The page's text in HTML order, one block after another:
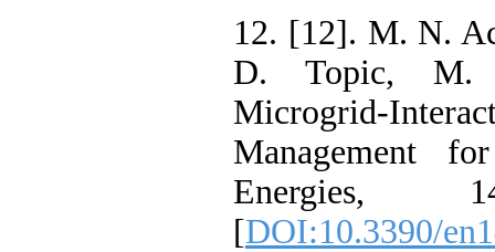
12. [12]. M. N.
D. Topic,
Microgrid-
Management
[DOI:10.3390/